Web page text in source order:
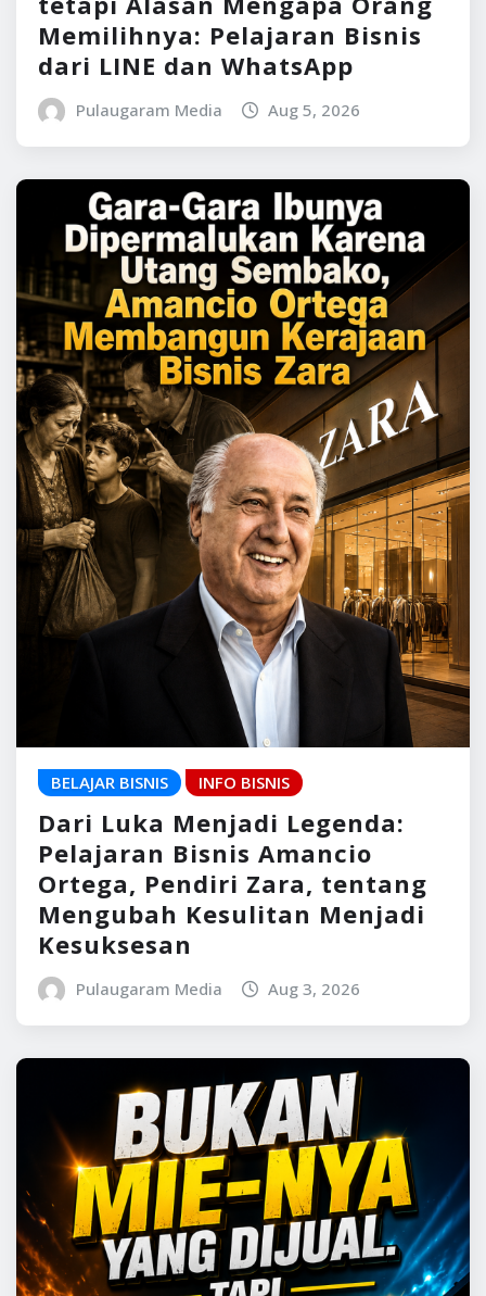
Memilihnya: Pelajaran Bisnis
dari LINE dan WhatsApp
Pulaugaram Media Aug 5, 2026
BELAJAR BISNIS INFO BISNIS
Dari Luka Menjadi Legenda:
Pelajaran Bisnis Amancio
Ortega, Pendiri Zara, tentang
Mengubah Kesulitan Menjadi
Kesuksesan
Pulaugaram Media Aug 3, 2026